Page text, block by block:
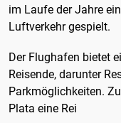
im Laufe der Jahre
Luftverkehr gespielt.
Der Flughafen bietet
Reisende, darunter
Parkmöglichkeiten.
Plata eine Rei